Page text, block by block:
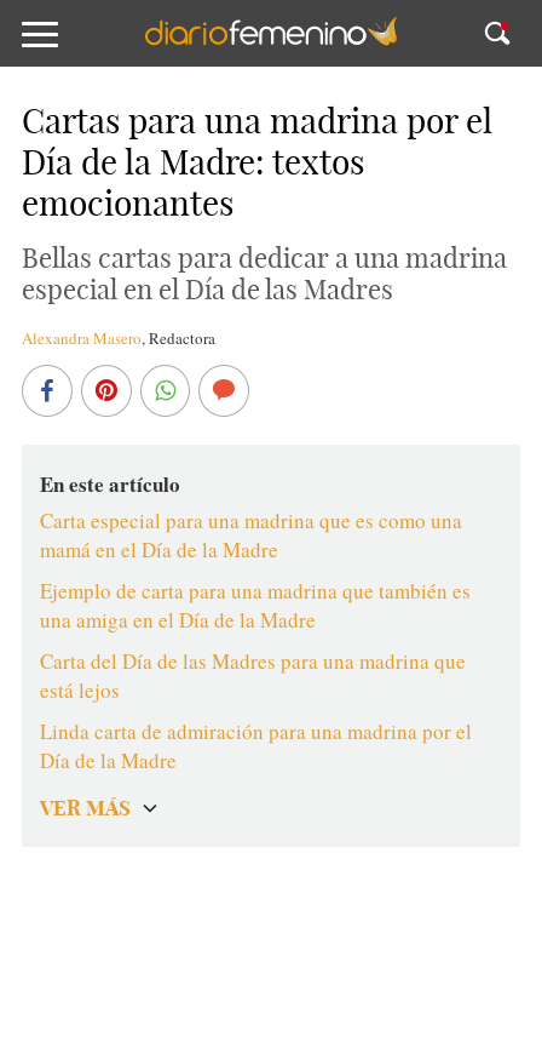
Cartas para una madrina por el
Día de la Madre: textos
emocionantes
Bellas cartas para dedicar a una madrina
especial en el Día de las Madres
Alexandra Masero,Redactora
En este artículo
Carta especial para una madrina que es como una
mamá en el Día de la Madre
Ejemplo de carta para una madrina que también es
una amiga en el Día de la Madre
Carta del Día de las Madres para una madrina que
está lejos
Linda carta de admiración para una madrina por el
Día de la Madre